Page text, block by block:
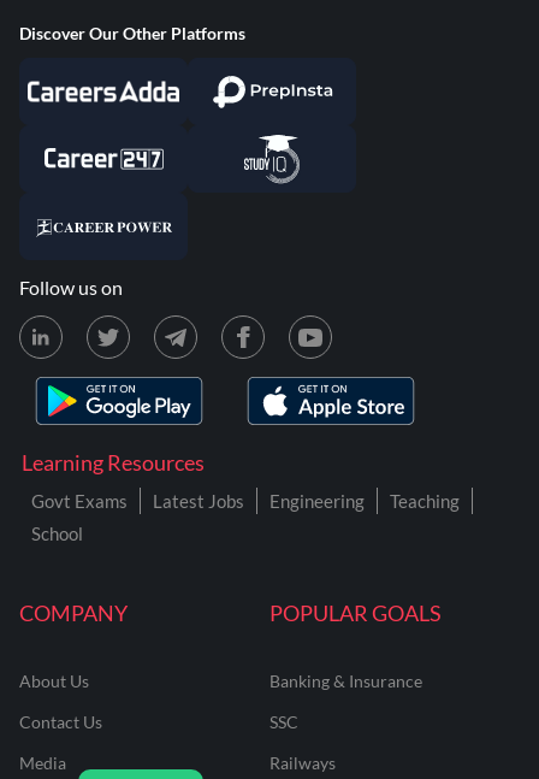
COMPANY
About Us
Contact Us
Media
POPULAR GOALS
Banking & Insurance
SSC
Railways
Learning Resources
Govt Exams Latest Jobs Engineering
Teaching
School
Discover Our Other Platforms
Follow us on